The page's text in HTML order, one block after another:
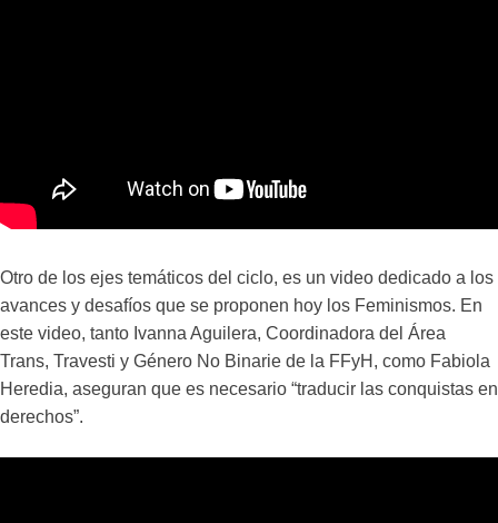
Otro de los ejes temáticos del ciclo, es un video dedicado a los
avances y desafíos que se proponen hoy los Feminismos. En
este video, tanto Ivanna Aguilera, Coordinadora del Área
Trans, Travesti y Género No Binarie de la FFyH, como Fabiola
Heredia, aseguran que es necesario “traducir las conquistas en
derechos”.